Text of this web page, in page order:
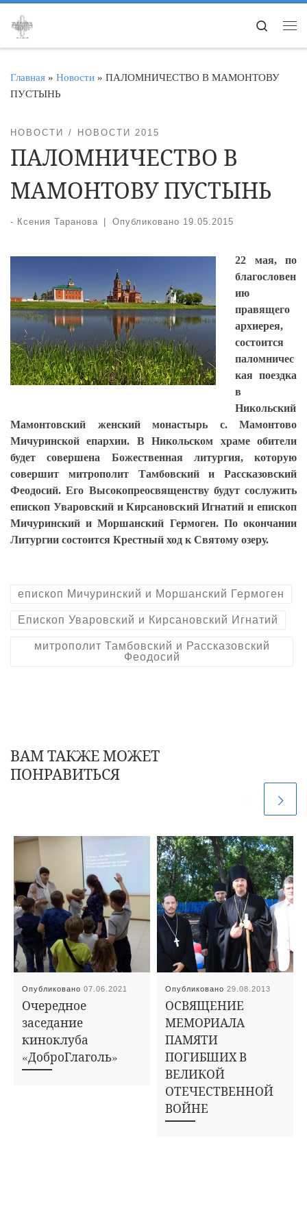
Перейти к содержимому
Search
Главная » Новости » ПАЛОМНИЧЕСТВО В МАМОНТОВУ
ПУСТЫНЬ
НОВОСТИ НОВОСТИ 2015
ПАЛОМНИЧЕСТВО В
МАМОНТОВУ ПУСТЫНЬ
- Ксения Таранова Опубликовано 19.05.2015
22 мая, по
благословен
ию
правящего
архиерея,
состоится
паломничес
кая поездка
в
Никольский
Мамонтовский женский монастырь с. Мамонтово
Мичуринской епархии. В Никольском храме обители
будет совершена Божественная литургия, которую
совершит митрополит Тамбовский и Рассказовский
Феодосий. Его Высокопреосвященству будут сослужить
епископ Уваровский и Кирсановский Игнатий и епископ
Мичуринский и Моршанский Гермоген. По окончании
Литургии состоится Крестный ход к Святому озеру.
епископ Мичуринский и Моршанский Гермоген
Епископ Уваровский и Кирсановский Игнатий
митрополит Тамбовский и Рассказовский
Феодосий
ВАМ ТАКЖЕ МОЖЕТ
ПОНРАВИТЬСЯ
Опубликовано07.06.2021
Очередное
заседание
киноклуба
«ДоброГлаголь»
Опубликовано29.08.2013
ОСВЯЩЕНИЕ
МЕМОРИАЛА
ПАМЯТИ
ПОГИБШИХ В
ВЕЛИКОЙ
ОТЕЧЕСТВЕННОЙ
ВОЙНЕ